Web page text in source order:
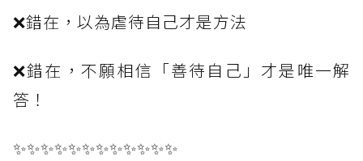
❌錯在，以為虐待自己才是方法
❌錯在，不願相信「善待自己」才是唯一解
答！
✨✨✨✨✨✨✨✨✨✨✨✨